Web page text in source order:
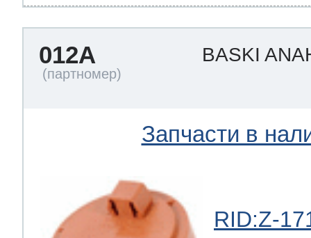
012A BASKI
Запчасти в
RID:Z-